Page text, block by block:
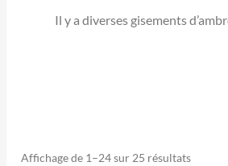
Il y a diverses gisements
Affichage de 1–24 sur 25 résultatsTrié